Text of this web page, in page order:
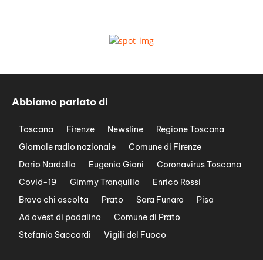
Abbiamo parlato di
Toscana Firenze Newsline
Regione Toscana
Giornale radio nazionale
Comune di Firenze
Dario Nardella
Eugenio Giani
Coronavirus Toscana
Covid-19
Gimmy Tranquillo
Enrico Rossi
Bravo chi ascolta
Prato Sara Funaro
Pisa
Ad ovest di padalino
Comune di Prato
Stefania Saccardi
Vigili del Fuoco